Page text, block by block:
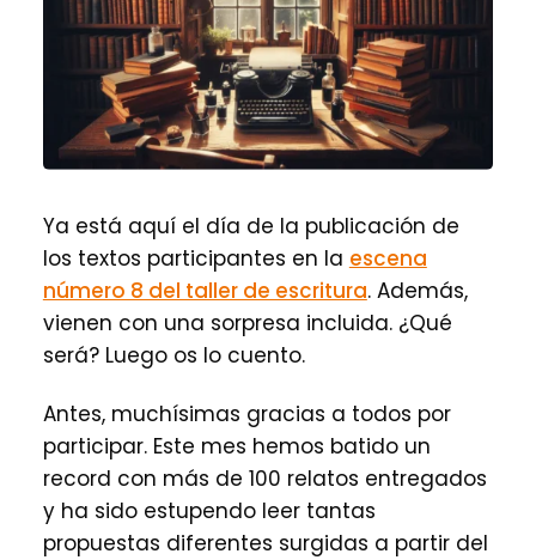
Ya está aquí el día de la publicación de
los textos participantes en la escena
número 8 del taller de escritura. Además,
vienen con una sorpresa incluida. ¿Qué
será? Luego os lo cuento.
Antes, muchísimas gracias a todos por
participar. Este mes hemos batido un
record con más de 100 relatos entregados
y ha sido estupendo leer tantas
propuestas diferentes surgidas a partir del